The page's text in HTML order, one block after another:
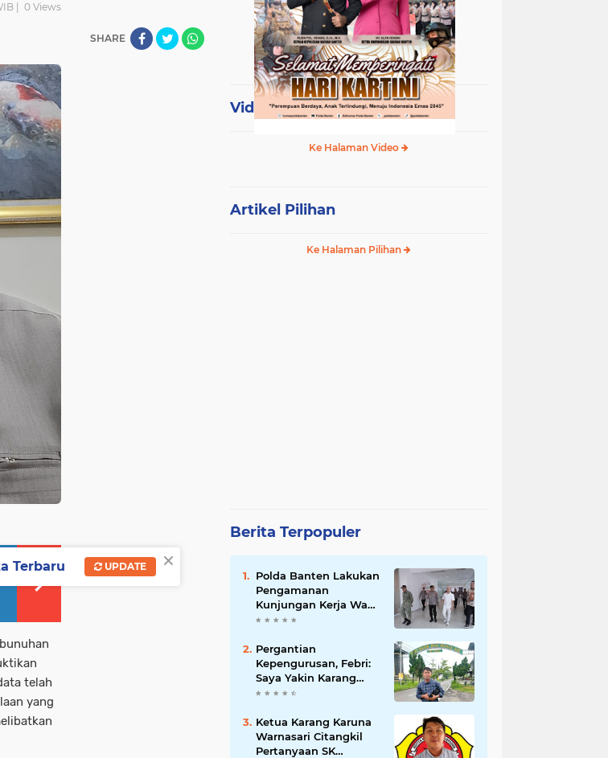
| 0 Views
SHARE
telah
yang
Video Terpopuler
Ke Halaman Video
Artikel Pilihan
Ke Halaman Pilihan
Berita Terpopuler
Polda Banten Lakukan
Pengamanan
Kunjungan Kerja Wakil
Presiden RI
Pergantian
Kepengurusan, Febri:
Saya Yakin Karang
Taruna Wanakarsa
Kepemimpinan Bung
Entus Jauh Membawa
Manfaat
Ketua Karang Karuna
Warnasari Citangkil
Pertanyaan SK
×
Terbaru UPDATE